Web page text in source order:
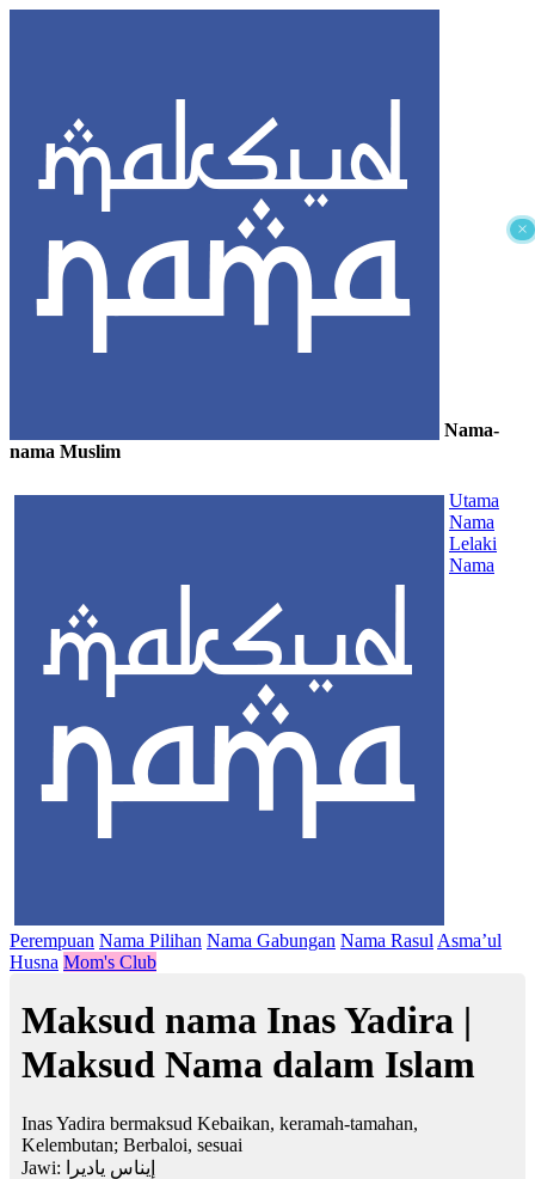
×
Nama-
nama Muslim
Utama
Nama
Lelaki
Nama
Perempuan Nama Pilihan Nama Gabungan Nama Rasul Asma’ul
Husna Mom's Club
Maksud nama Inas Yadira |
Maksud Nama dalam Islam
Inas Yadira bermaksud Kebaikan, keramah-tamahan,
Kelembutan; Berbaloi, sesuai
Jawi:
إيناس ياديرا